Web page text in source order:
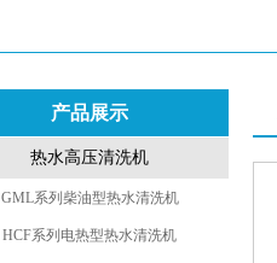
产品展示
热水高压清洗机
GML系列柴油型热水清洗机
HCF系列电热型热水清洗机